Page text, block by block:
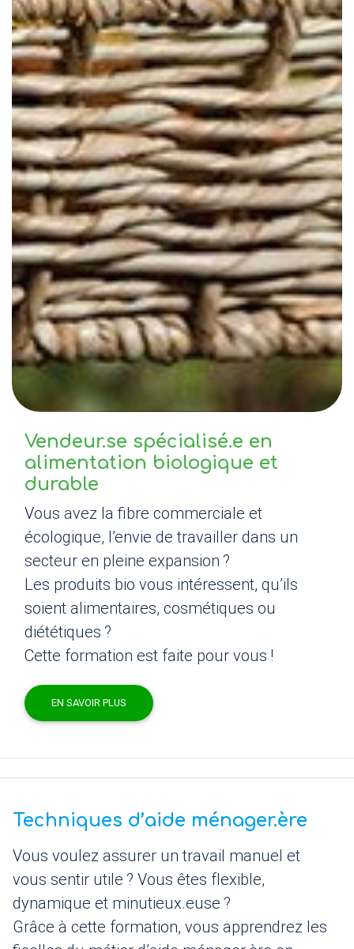
Vendeur.se spécialisé.e en
alimentation biologique et
durable
Vous avez la fibre commerciale et
écologique, l’envie de travailler dans un
secteur en pleine expansion ?
Les produits bio vous intéressent, qu’ils
soient alimentaires, cosmétiques ou
diététiques ?
Cette formation est faite pour vous !
EN SAVOIR PLUS
Techniques d’aide ménager.ère
Vous voulez assurer un travail manuel et
vous sentir utile ? Vous êtes flexible,
dynamique et minutieux.euse ?
Grâce à cette formation, vous apprendrez les